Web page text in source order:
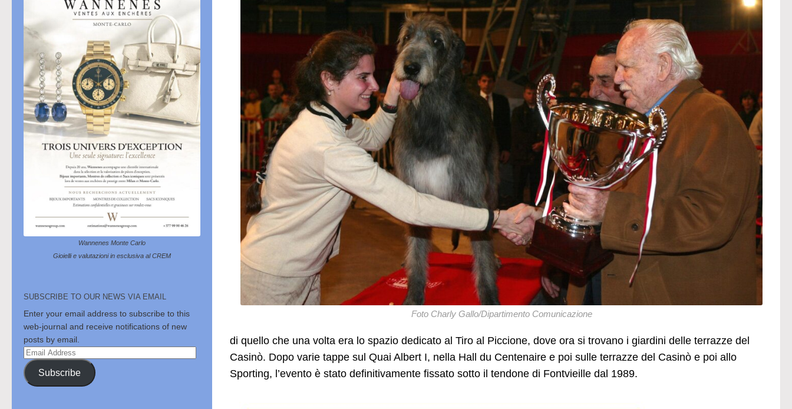
Foto Charly Gallo/Dipartimento Comunicazione
di quello che una volta era lo spazio dedicato al Tiro al Piccione, dove ora si trovano i giardini delle terrazze del
Casinò. Dopo varie tappe sul Quai Albert I, nella Hall du Centenaire e poi sulle terrazze del Casinò e poi allo
Sporting, l’evento è stato definitivamente fissato sotto il tendone di Fontvieille dal 1989.
Wannenes Monte Carlo
Gioielli e valutazioni in esclusiva al CREM
SUBSCRIBE TO OUR NEWS VIA EMAIL
Enter your email address to subscribe to this
web-journal and receive notifications of new
posts by email.
Email
Address
Subscribe